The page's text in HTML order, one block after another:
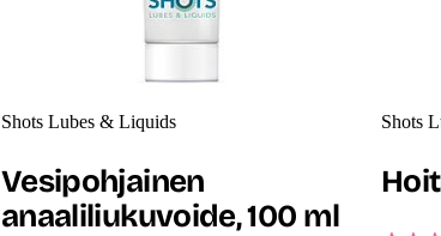
Shots Lubes & Liquids
Vesipohjainen
anaaliliukuvoide, 100 ml
Shots